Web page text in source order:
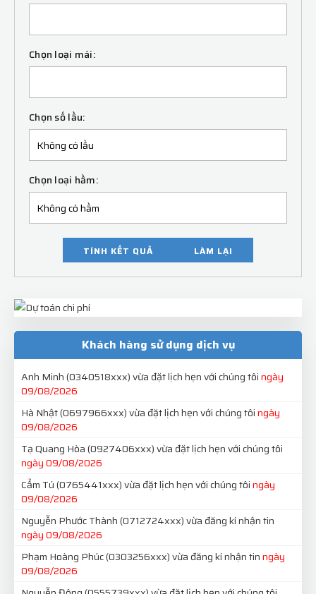
Chọn loại mái:
Chọn số lầu:
Chọn loại hầm:
TÍNH KẾT QUẢ LÀM LẠI
Khách hàng sử dụng dịch vụ
Anh Minh(0340518xxx)vừa đặt lịch hẹn với chúng tôingày
09/08/2026
Hà Nhật(0697966xxx)vừa đặt lịch hẹn với chúng tôingày
09/08/2026
Tạ Quang Hòa(0927406xxx)vừa đặt lịch hẹn với chúng tôi
ngày 09/08/2026
Cẩm Tú(0765441xxx)vừa đặt lịch hẹn với chúng tôingày
09/08/2026
Nguyễn Phước Thành(0712724xxx)vừa đăng kí nhận tin
ngày 09/08/2026
Phạm Hoàng Phúc(0303256xxx)vừa đăng kí nhận tinngày
09/08/2026